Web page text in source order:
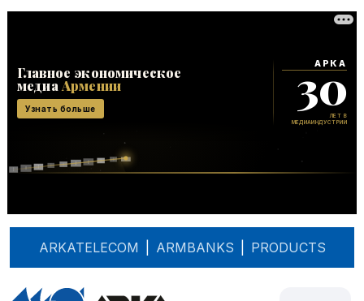
ARKATELECOM ARMBANKS PRODUCTS